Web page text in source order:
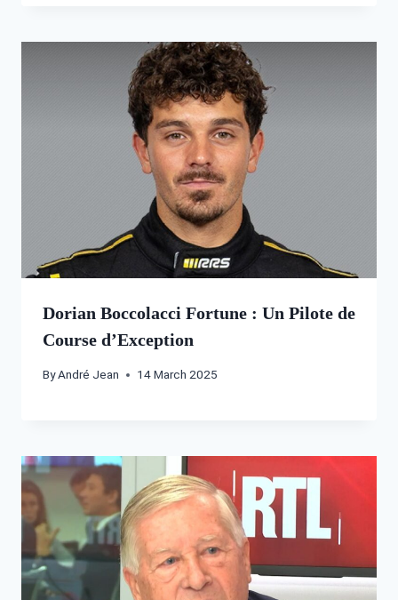
Dorian Boccolacci Fortune : Un Pilote de
Course d’Exception
ByAndré Jean 14 March 2025